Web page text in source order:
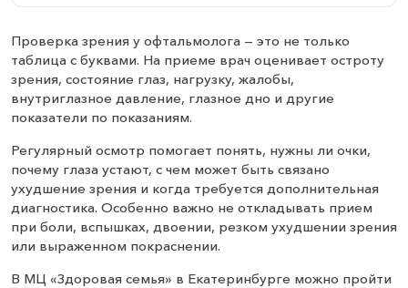
Проверка зрения у офтальмолога — это не только
таблица с буквами. На приеме врач оценивает остроту
зрения, состояние глаз, нагрузку, жалобы,
внутриглазное давление, глазное дно и другие
показатели по показаниям.
Регулярный осмотр помогает понять, нужны ли очки,
почему глаза устают, с чем может быть связано
ухудшение зрения и когда требуется дополнительная
диагностика. Особенно важно не откладывать прием
при боли, вспышках, двоении, резком ухудшении зрения
или выраженном покраснении.
В МЦ «Здоровая семья» в Екатеринбурге можно пройти